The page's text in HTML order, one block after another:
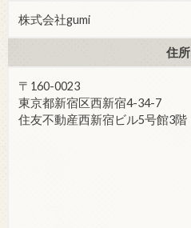
株式会社gumi
住所
〒160-0023
東京都新宿区西新宿4-34-7
住友不動産西新宿ビル5号館3階